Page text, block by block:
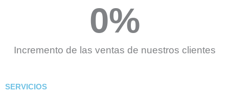
Incremento de las ventas de nuestros clientes
0%
SERVICIOS